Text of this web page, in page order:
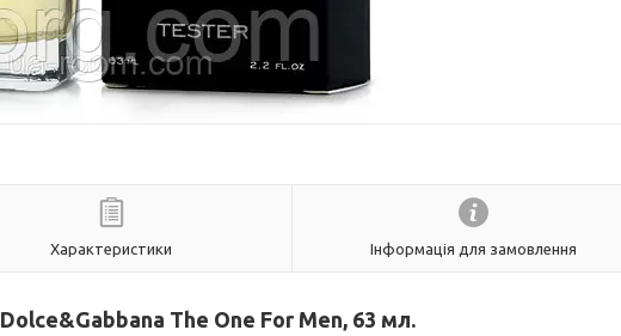
Характеристики Інформація для замовлення
Dolce&Gabbana The One For Men, 63 мл.